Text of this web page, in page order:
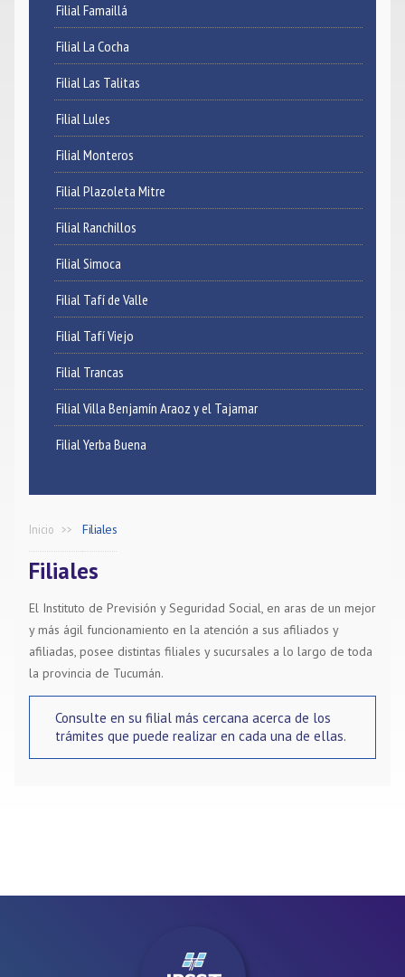
Filial Famaillá
Filial La Cocha
Filial Las Talitas
Filial Lules
Filial Monteros
Filial Plazoleta Mitre
Filial Ranchillos
Filial Simoca
Filial Tafí de Valle
Filial Tafí Viejo
Filial Trancas
Filial Villa Benjamín Araoz y el Tajamar
Filial Yerba Buena
Inicio Filiales
Filiales
El Instituto de Previsión y Seguridad Social, en aras de un mejor
y más ágil funcionamiento en la atención a sus afiliados y
afiliadas, posee distintas filiales y sucursales a lo largo de toda
la provincia de Tucumán.
Consulte en su filial más cercana acerca de los
trámites que puede realizar en cada una de ellas.